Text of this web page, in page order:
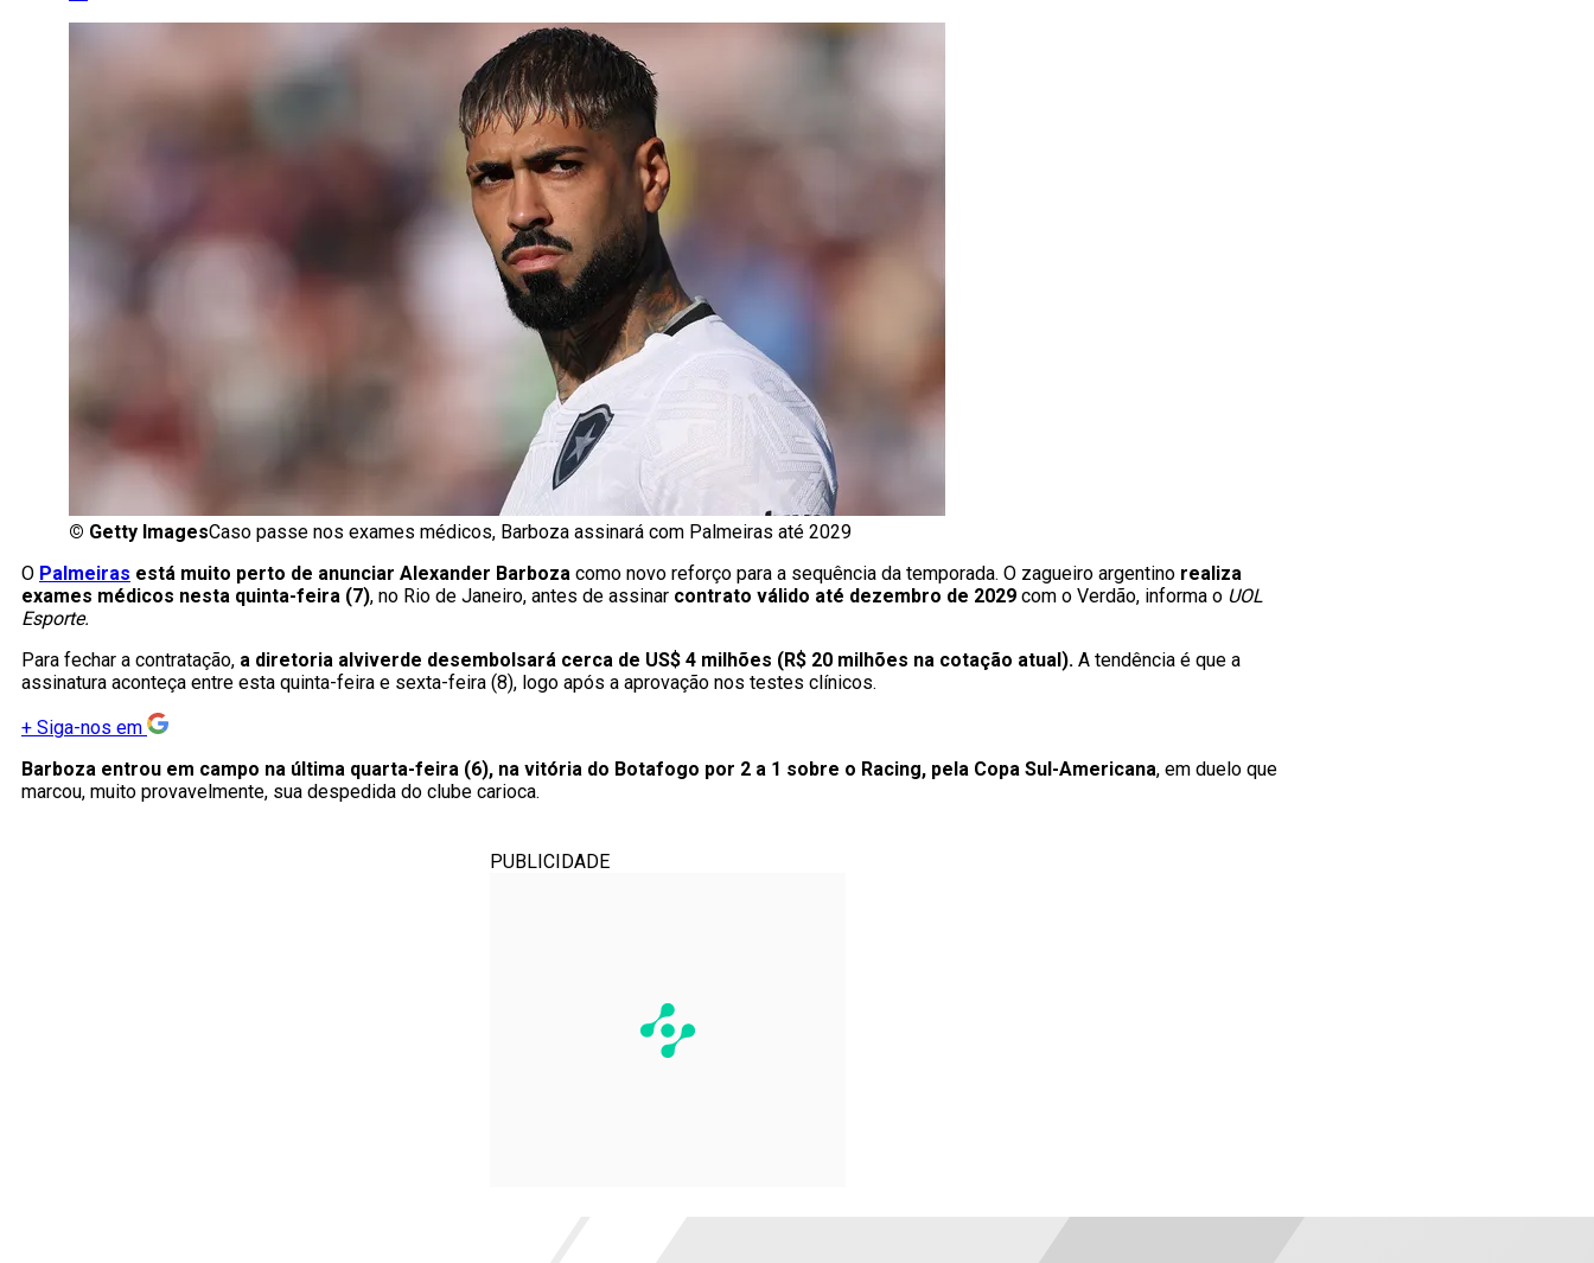
© Getty ImagesCaso passe nos exames médicos, Barboza assinará com Palmeiras até 2029
O Palmeiras está muito perto de anunciar Alexander Barboza como novo reforço para a sequência da temporada. O zagueiro argentino realiza
exames médicos nesta quinta-feira (7), no Rio de Janeiro, antes de assinar contrato válido até dezembro de 2029 com o Verdão, informa o UOL
Esporte.
Para fechar a contratação, a diretoria alviverde desembolsará cerca de US$ 4 milhões (R$ 20 milhões na cotação atual). A tendência é que a
assinatura aconteça entre esta quinta-feira e sexta-feira (8), logo após a aprovação nos testes clínicos.
+ Siga-nos em
Barboza entrou em campo na última quarta-feira (6), na vitória do Botafogo por 2 a 1 sobre o Racing, pela Copa Sul-Americana, em duelo que
marcou, muito provavelmente, sua despedida do clube carioca.
PUBLICIDADE